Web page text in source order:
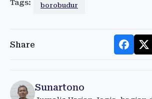
Tags: borobudur
Share
Sunartono